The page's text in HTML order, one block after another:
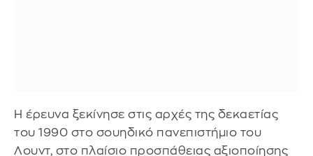
Η έρευνα ξεκίνησε στις αρχές της δεκαετίας
του 1990 στο σουηδικό πανεπιστήμιο του
Λουντ, στο πλαίσιο προσπάθειας αξιοποίησης